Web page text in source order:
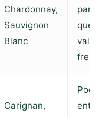
Chardonnay,
Sauvignon
Blanc
para
que
Carignan,
Pode